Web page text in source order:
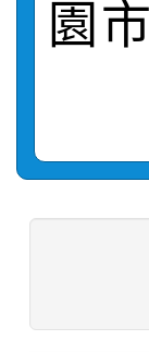
畫
劇
轉
敬
【
結
學
結
【
學
結
【
學
轉
園